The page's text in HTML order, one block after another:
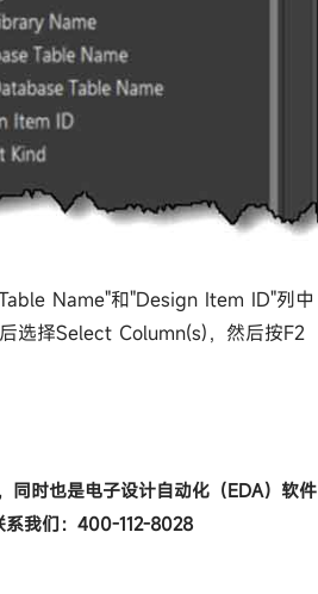
Name"和"Design Item ID"列中
选择Select Column(s)，然后按F2
同时也是电子设计自动化（EDA）软件
系我们：400-112-8028